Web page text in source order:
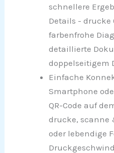
schnellere
Details - drucke
farbenfrohe
detaillierte
doppelseitigem
Einfache
Smartphone
QR-Code auf
drucke, scanne
oder lebendige